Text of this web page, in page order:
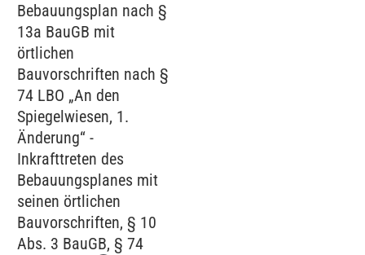
Bebauungsplan nach §
13a BauGB mit
örtlichen
Bauvorschriften nach §
74 LBO „An den
Spiegelwiesen, 1.
Änderung“ -
Inkrafttreten des
Bebauungsplanes mit
seinen örtlichen
Bauvorschriften, § 10
Abs. 3 BauGB, § 74